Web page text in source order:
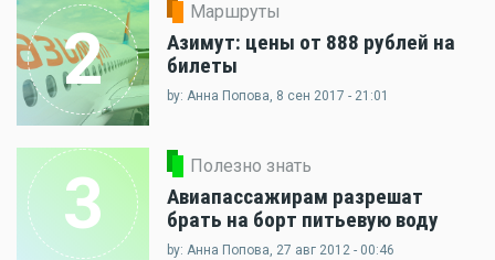
2
Маршруты
Азимут: цены от 888 рублей на
билеты
by: Анна Попова, 8 сен 2017 - 21:01
3 Полезно знать
Авиапассажирам разрешат
брать на борт питьевую воду
by: Анна Попова, 27 авг 2012 - 00:46